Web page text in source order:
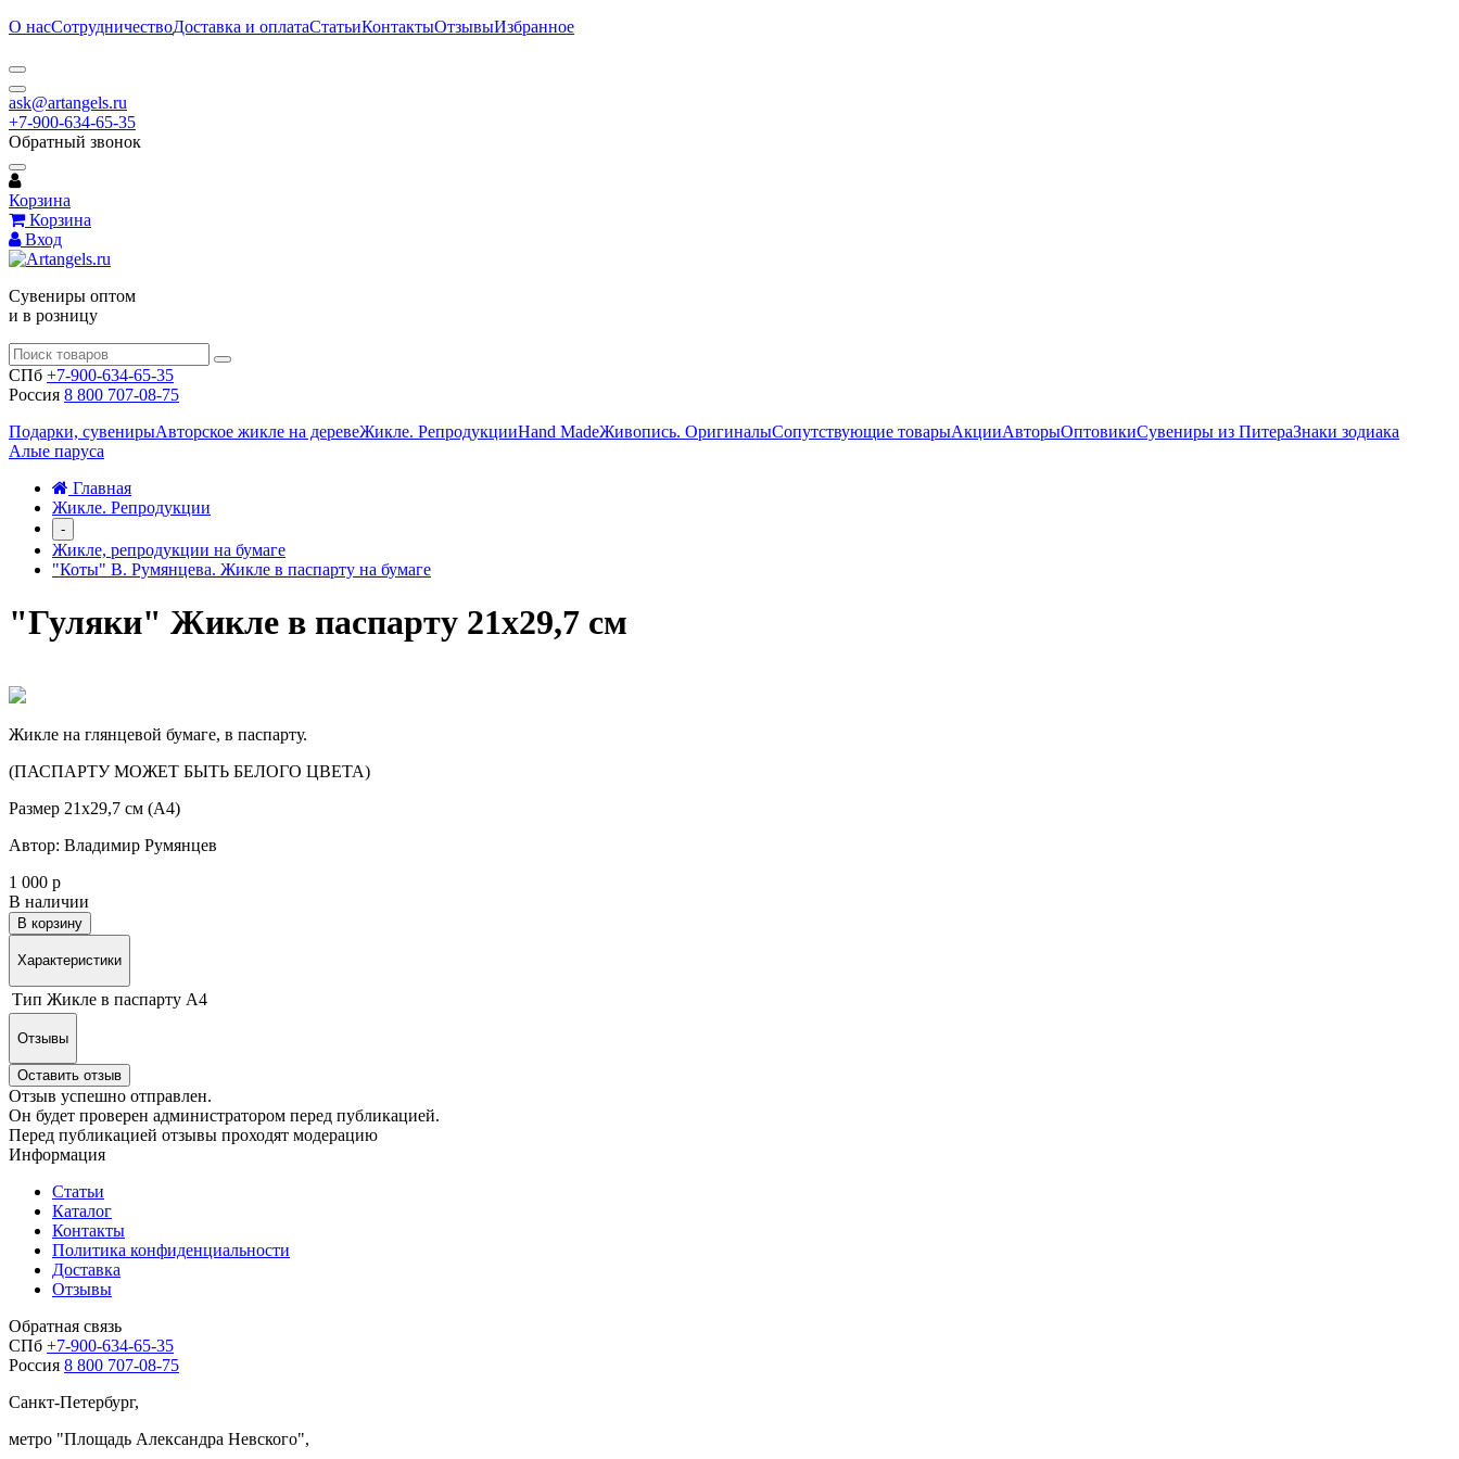
О насСотрудничествоДоставка и оплатаСтатьиКонтактыОтзывыИзбранное
ask@artangels.ru
+7-900-634-65-35
Обратный звонок
Корзина
Корзина
Вход
Сувениры оптом
и в розницу
СПб +7-900-634-65-35
Россия 8 800 707-08-75
Подарки, сувенирыАвторское жикле на деревеЖикле. РепродукцииHand MadeЖивопись. ОригиналыСопутствующие товарыАкцииАвторыОптовикиСувениры из ПитераЗнаки зодиака
Алые паруса
Главная
Жикле. Репродукции
-
Жикле, репродукции на бумаге
"Коты" В. Румянцева. Жикле в паспарту на бумаге
"Гуляки" Жикле в паспарту 21х29,7 см
Жикле на глянцевой бумаге, в паспарту.
(ПАСПАРТУ МОЖЕТ БЫТЬ БЕЛОГО ЦВЕТА)
Размер 21х29,7 см (А4)
Автор: Владимир Румянцев
1 000 р
В наличии
В корзину
Характеристики
Тип Жикле в паспарту А4
Отзывы
Оставить отзыв
Отзыв успешно отправлен.
Он будет проверен администратором перед публикацией.
Перед публикацией отзывы проходят модерацию
Информация
Статьи
Каталог
Контакты
Политика конфиденциальности
Доставка
Отзывы
Обратная связь
СПб +7-900-634-65-35
Россия 8 800 707-08-75
Санкт-Петербург,
метро "Площадь Александра Невского",